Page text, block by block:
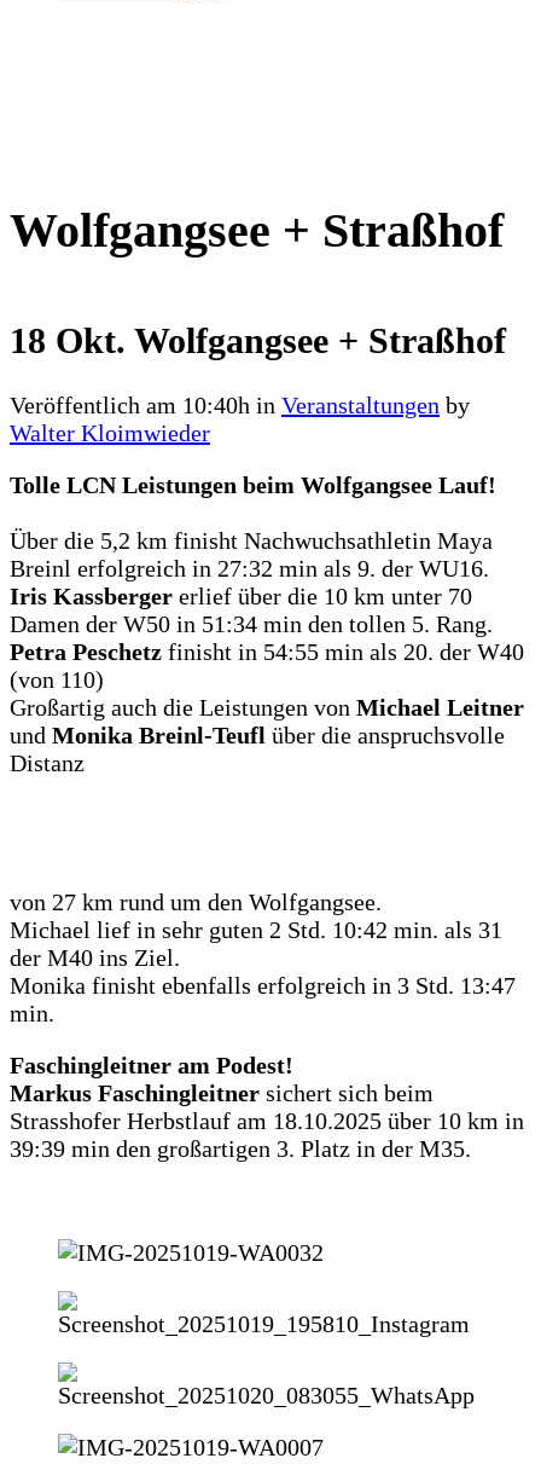
Wolfgangsee + Straßhof
18 Okt. Wolfgangsee + Straßhof
Veröffentlich am 10:40h in Veranstaltungen by
Walter Kloimwieder
Tolle LCN Leistungen beim Wolfgangsee Lauf!
Über die 5,2 km finisht Nachwuchsathletin Maya
Breinl erfolgreich in 27:32 min als 9. der WU16.
Iris Kassberger erlief über die 10 km unter 70
Damen der W50 in 51:34 min den tollen 5. Rang.
Petra Peschetz finisht in 54:55 min als 20. der W40
(von 110)
Großartig auch die Leistungen von Michael Leitner
und Monika Breinl-Teufl über die anspruchsvolle
Distanz
von 27 km rund um den Wolfgangsee.
Michael lief in sehr guten 2 Std. 10:42 min. als 31
der M40 ins Ziel.
Monika finisht ebenfalls erfolgreich in 3 Std. 13:47
min.
Faschingleitner am Podest!
Markus Faschingleitner sichert sich beim
Strasshofer Herbstlauf am 18.10.2025 über 10 km in
39:39 min den großartigen 3. Platz in der M35.